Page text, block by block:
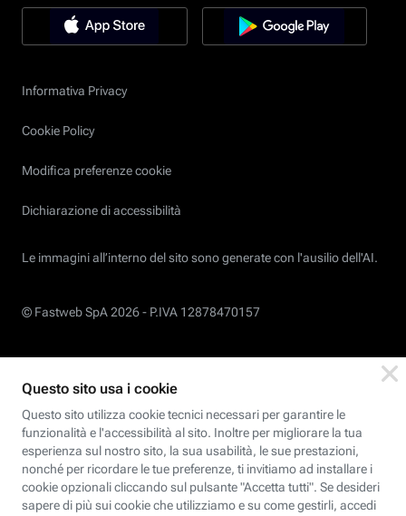
Informativa Privacy
Cookie Policy
Modifica preferenze cookie
Dichiarazione di accessibilità
Le immagini all’interno del sito sono generate con l'ausilio dell'AI.
© Fastweb SpA 2026 - P.IVA 12878470157